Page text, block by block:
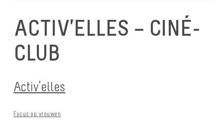
ACTIV’ELLES – CINÉ-
CLUB
Activ’elles
Focus op vrouwen